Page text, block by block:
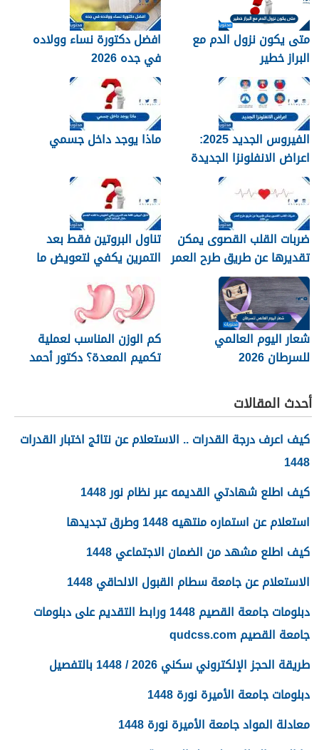
متى يكون نزول الدم مع
البراز خطير
افضل دكتورة نساء وولاده
في جده 2026
الفيروس الجديد 2025:
اعراض الانفلونزا الجديدة
وطرق العلاج
ماذا يوجد داخل جسمي
ضربات القلب القصوى يمكن
تقديرها عن طريق طرح العمر
من 220
تناول البروتين فقط بعد
التمرين يكفي لتعويض ما
البدني
شعار اليوم العالمي
للسرطان 2026
كم الوزن المناسب لعملية
تكميم المعدة؟ دكتور أحمد
أحدث المقالات
كيف اعرف درجة القدرات .. الاستعلام عن نتائج اختبار القدرات
1448
كيف اطلع شهادتي القديمه عبر نظام نور 1448
استعلام عن استماره منتهيه 1448 وطرق تجديدها
كيف اطلع مشهد من الضمان الاجتماعي 1448
الاستعلام عن جامعة سطام القبول الالحاقي 1448
دبلومات جامعة القصيم 1448 ورابط التقديم على دبلومات
جامعة القصيم qudcss.com
طريقة الحجز الإلكتروني سكني 2026 / 1448 بالتفصيل
دبلومات جامعة الأميرة نورة 1448
معادلة المواد جامعة الأميرة نورة 1448